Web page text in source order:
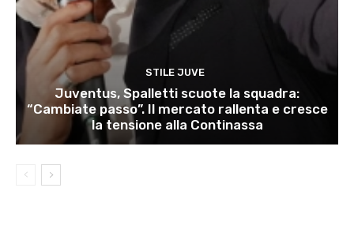
STILE JUVE
Juventus, Spalletti scuote la squadra:
“Cambiate passo”. Il mercato rallenta e cresce
la tensione alla Continassa